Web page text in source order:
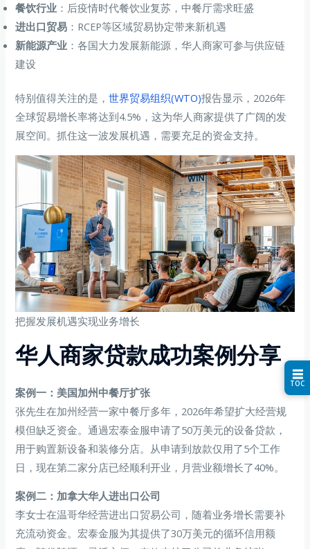
餐饮行业 ：后疫情时代餐饮业复苏，中餐厅需求旺盛
进出口贸易 ：RCEP等区域贸易协定带来新机遇
新能源产业 ：各国大力发展新能源，华人商家可参与供应链
建设
特别值得关注的是，世界贸易组织(WTO)报告显示，2026年
全球贸易增长率将达到4.5%，这为华人商家提供了广阔的发
展空间。抓住这一波发展机遇，需要充足的资金支持。
把握发展机遇实现业务增长
华人商家贷款成功案例分享
案例一：美国加州中餐厅扩张
张先生在加州经营一家中餐厅多年，2026年希望扩大经营规
模但缺乏资金。通過宏泰金服申请了50万美元的设备贷款，
用于购置新设备和装修分店。从申请到放款仅用了5个工作
日，现在第二家分店已经顺利开业，月营业额增长了40%。
案例二：加拿大华人进出口公司
李女士在温哥华经营进出口贸易公司，随着业务增长需要补
充流动资金。宏泰金服为其提供了30万美元的循环信用额
☰
TOC